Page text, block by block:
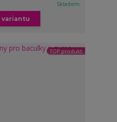
Skladem
variantu
TOP produkt